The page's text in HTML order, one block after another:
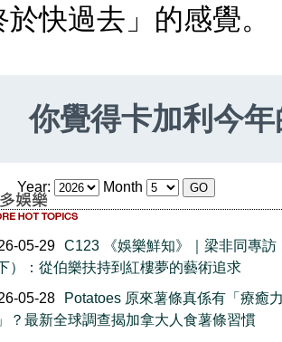
於快過去」的感覺。
你覺得卡加利今
Year: Month
05-29 C123 《娛樂鮮知》｜梁非同專訪
下）：從伯樂扶持到紅樓夢的藝術追求
05-28
Potatoes 原來薯條真係有「療癒
？最新全球調查揭加拿大人食薯條習慣